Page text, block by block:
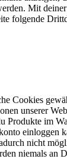
Mit
folgende
Cookies
unserer
Produkte im
einloggen
nicht
niemals an